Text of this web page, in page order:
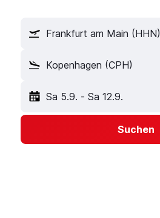
Frankfurt am Main (HHN)
Kopenhagen (CPH)
Sa 5.9. - Sa 12.9.
Suchen